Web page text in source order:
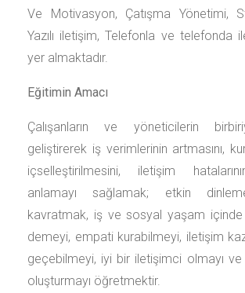
Ve Motivasyon, Çatışma Yönetimi,
Yazılı iletişim, Telefonla ve telefonda
yer almaktadır.
Eğitimin Amacı
Çalışanların ve yöneticilerin
geliştirerek iş verimlerinin artmasını,
içselleştirilmesini, iletişim
anlamayı sağlamak; etkin
kavratmak, iş ve sosyal yaşam içinde
demeyi, empati kurabilmeyi, iletişim
geçebilmeyi, iyi bir iletişimci olmayı
oluşturmayı öğretmektir.